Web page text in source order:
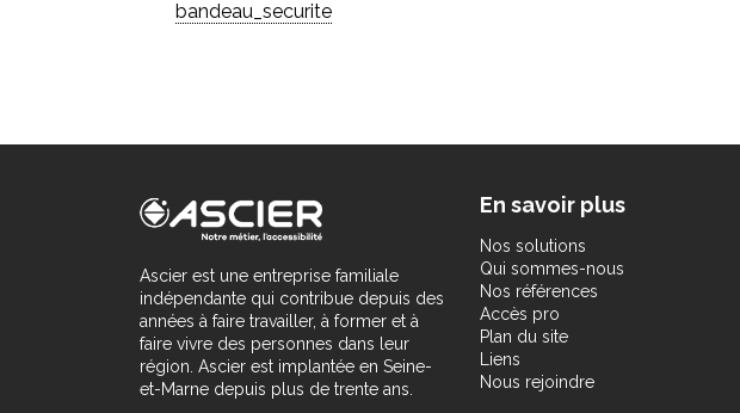
bandeau_securite
Ascier est une entreprise familiale
indépendante qui contribue depuis des
années à faire travailler, à former et à
faire vivre des personnes dans leur
région. Ascier est implantée en Seine-
et-Marne depuis plus de trente ans.
En savoir plus
Nos solutions
Qui sommes-nous
Nos références
Accès pro
Plan du site
Liens
Nous rejoindre